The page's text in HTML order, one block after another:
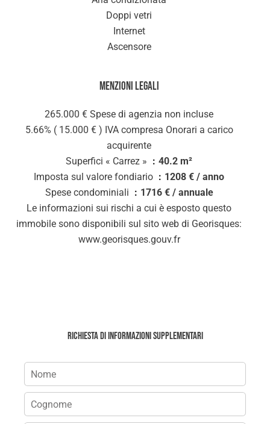
Doppi vetri
Internet
Ascensore
Menzioni legali
265.000 € Spese di agenzia non incluse
5.66% ( 15.000 € ) IVA compresa Onorari a carico
acquirente
Superfici « Carrez »
40.2 m²
Imposta sul valore fondiario
1208 € / anno
Spese condominiali
1716 € / annuale
Le informazioni sui rischi a cui è esposto questo
immobile sono disponibili sul sito web di Georisques:
www.georisques.gouv.fr
Richiesta di informazioni supplementari